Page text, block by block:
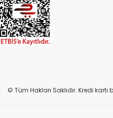
© Tüm Hakları Saklıdır. Kredi